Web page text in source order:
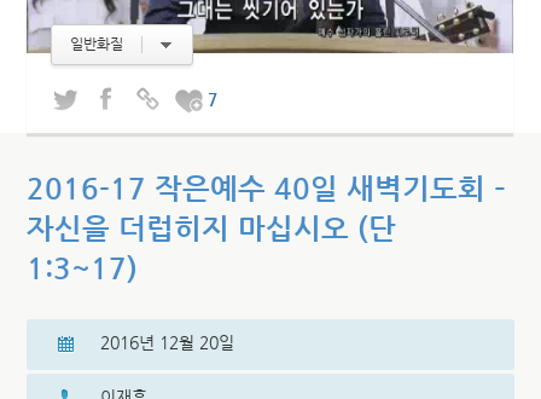
일반화질
7
2016-17 작은예수 40일 새벽기도회 –
자신을 더럽히지 마십시오 (단
1:3~17)
2016년 12월 20일